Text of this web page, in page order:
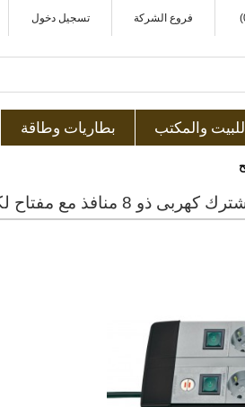
فروع الشركة تسجيل دخول
للبيت والمكتب بطاريات وطاقة